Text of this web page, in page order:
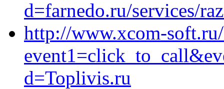
d=farnedo.ru/services/
http://www.xcom-
d=Toplivis.ru